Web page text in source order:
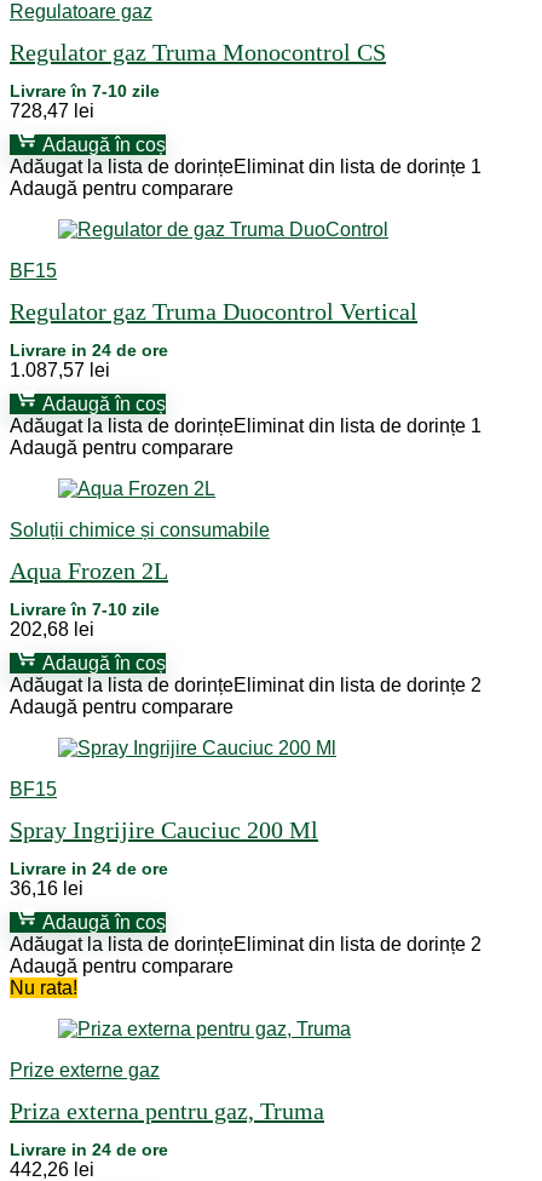
Regulatoare gaz
Regulator gaz Truma Monocontrol CS
Livrare în 7-10 zile
728,47 lei
Adaugă în coș
Adăugat la lista de dorințeEliminat din lista de dorințe 1
Adaugă pentru comparare
BF15
Regulator gaz Truma Duocontrol Vertical
Livrare in 24 de ore
1.087,57 lei
Adaugă în coș
Adăugat la lista de dorințeEliminat din lista de dorințe 1
Adaugă pentru comparare
Soluții chimice și consumabile
Aqua Frozen 2L
Livrare în 7-10 zile
202,68 lei
Adaugă în coș
Adăugat la lista de dorințeEliminat din lista de dorințe 2
Adaugă pentru comparare
BF15
Spray Ingrijire Cauciuc 200 Ml
Livrare in 24 de ore
36,16 lei
Adaugă în coș
Adăugat la lista de dorințeEliminat din lista de dorințe 2
Adaugă pentru comparare
Nu rata!
Prize externe gaz
Priza externa pentru gaz, Truma
Livrare in 24 de ore
442,26 lei